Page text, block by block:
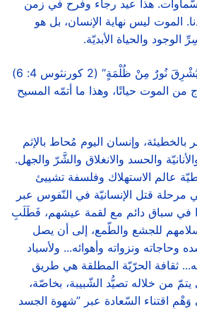
هذا عيد رجاء وفرح في زمن
الموت ليس نهاية الإنسان، بل هو
الوجود والحياة الأبديّة.
إنّ ”اللهَ الَّذِي قَالَ: "أَنْ يُشْرِقَ نُورٌ مِنْ ظُلْمَةٍ“ (2 كورنثوس 4: 6)
من الموت حياتًا، وهذا ما أتمّه المسيح
وإنسان اليوم مُحاط بالإثم
والحسد والانغلاق والشَّرّ والجهل.
عالم الاستهلاك وفلسفة تشييئ
مرحلة قتل الإنسانيّة في النّفوس عبر
في سباق دائم مع لقمة عيشهم، فَطَلَبِ
للجشع والطّمع، إلى أن يصل
وحاجاته ونزواته وأهوائه... ولأسياد
ثقافة الحرّيّة المطلقة هي طريق
من خلاله تصيُّد الشّبيبة، بخاصّة،
اقتناء السّعادة عبر ”شهوة الجسد